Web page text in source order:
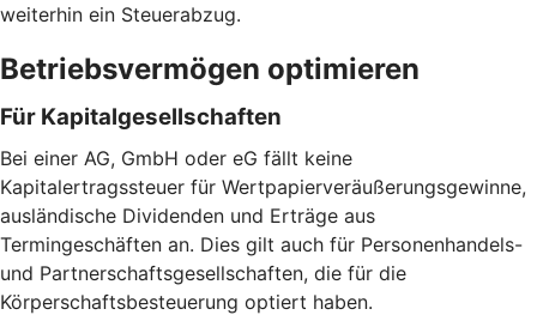
weiterhin ein Steuerabzug.
Betriebsvermögen optimieren
Für Kapitalgesellschaften
Bei einer AG, GmbH oder eG fällt keine
Kapitalertragssteuer für Wertpapierveräußerungsgewinne,
ausländische Dividenden und Erträge aus
Termingeschäften an. Dies gilt auch für Personenhandels-
und Partnerschaftsgesellschaften, die für die
Körperschaftsbesteuerung optiert haben.